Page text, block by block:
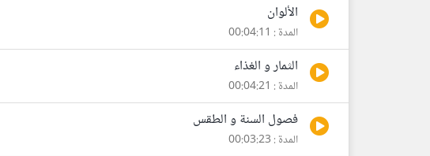
الألوان
المدة : 00:04:11
الثمار و الغذاء
المدة : 00:04:21
فصول السنة و الطقس
المدة : 00:03:23